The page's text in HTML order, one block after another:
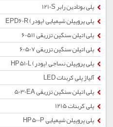
پلی بوتادین رابر 1210S
پلی پروپیلن شیمیایی (پودر) EPD60R
پلی اتیلن سنگین تزریقی 60511
پلی اتیلن سنگین تزریقی 60507
پلی پروپیلن نساجی (پودر) HP510L
آلیاژ پلی کربنات LED
پلی اتیلن سنگین تزریقی 5030EA
پلی کربنات 1215
پلی پروپیلن شیمیایی HP500P